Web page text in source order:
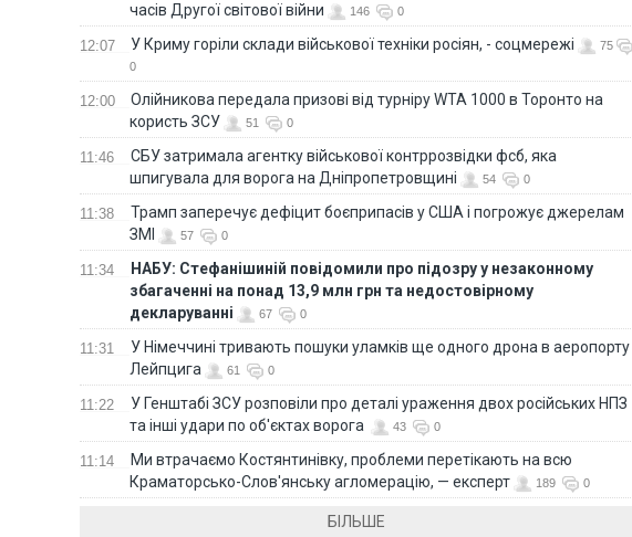
часів Другої світової війни
146 0
12:07 У Криму горіли склади військової техніки росіян, - соцмережі
75
0
12:00
Олійникова передала призові від турніру WTA 1000 в Торонто на
користь ЗСУ
51 0
11:46
СБУ затримала агентку військової контррозвідки фсб, яка
шпигувала для ворога на Дніпропетровщині
54 0
11:38
Трамп заперечує дефіцит боєприпасів у США і погрожує джерелам
ЗМІ
57 0
11:34
НАБУ: Стефанішиній повідомили про підозру у незаконному
збагаченні на понад 13,9 млн грн та недостовірному
декларуванні
67 0
11:31
У Німеччині тривають пошуки уламків ще одного дрона в аеропорту
Лейпцига
61 0
11:22
У Генштабі ЗСУ розповіли про деталі ураження двох російських НПЗ
та інші удари по об'єктах ворога
43 0
11:14
Ми втрачаємо Костянтинівку, проблеми перетікають на всю
Краматорсько-Слов'янську агломерацію, — експерт
189 0
БІЛЬШЕ